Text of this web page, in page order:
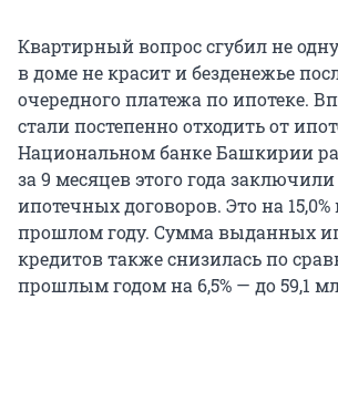
Квартирный вопрос сгубил не
в доме не красит и безденежье
очередного платежа по ипотеке.
стали постепенно отходить от
Национальном банке Башкирии
за 9 месяцев этого года
ипотечных договоров. Это на
прошлом году. Сумма выданных
кредитов также снизилась по
прошлым годом на 6,5% — до 59,1